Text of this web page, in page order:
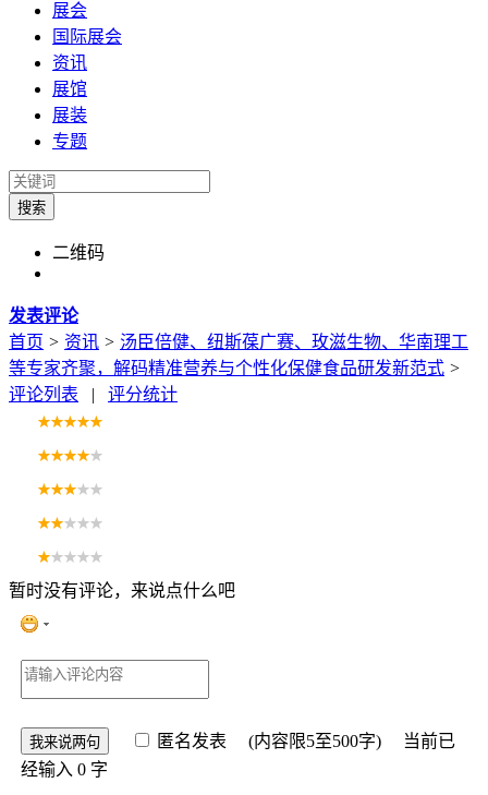
展会
国际展会
资讯
展馆
展装
专题
搜索
二维码
发表评论
首页 > 资讯 > 汤臣倍健、纽斯葆广赛、玫滋生物、华南理工
等专家齐聚，解码精准营养与个性化保健食品研发新范式 >
评论列表 | 评分统计
暂时没有评论，来说点什么吧
匿名发表
(内容限5至500字) 当前已
经输入 0 字